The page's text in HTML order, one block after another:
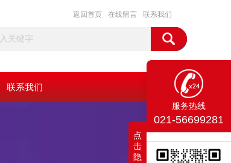
返回首页 在线留言 联系我们
联系我们
服务热线
021-56699281
点
击
隐